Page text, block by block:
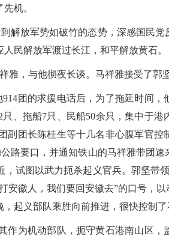
机。
放军势如破竹的态势，深感国民党
民解放军渡过长江，和平解放黄石。
，与他彻夜长谈。马祥雅接受了郭
团的求援电话后，为了拖延时间，
、拖船7只、民船50余只，集中于港
团长陈桂生等十几名非心腹军官
路要口，并通知铁山的马祥雅带团
试图以武力扼杀起义官兵。郭坚带
徽人，我们要回安徽去”的口号，
起义部队乘胜向前推进，很快控制了
为机动部队，扼守黄石港南山区，